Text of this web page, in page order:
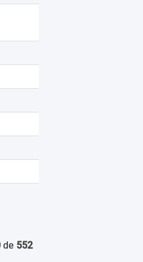
de 552